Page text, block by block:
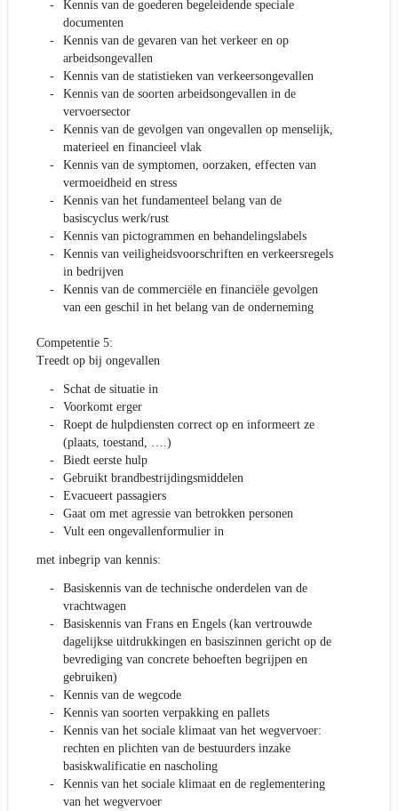
Kennis van de goederen begeleidende speciale
documenten
Kennis van de gevaren van het verkeer en op
arbeidsongevallen
Kennis van de statistieken van verkeersongevallen
Kennis van de soorten arbeidsongevallen in de
vervoersector
Kennis van de gevolgen van ongevallen op menselijk,
materieel en financieel vlak
Kennis van de symptomen, oorzaken, effecten van
vermoeidheid en stress
Kennis van het fundamenteel belang van de
basiscyclus werk/rust
Kennis van pictogrammen en behandelingslabels
Kennis van veiligheidsvoorschriften en verkeersregels
in bedrijven
Kennis van de commerciële en financiële gevolgen
van een geschil in het belang van de onderneming
Competentie 5:
Treedt op bij ongevallen
Schat de situatie in
Voorkomt erger
Roept de hulpdiensten correct op en informeert ze
(plaats, toestand, ….)
Biedt eerste hulp
Gebruikt brandbestrijdingsmiddelen
Evacueert passagiers
Gaat om met agressie van betrokken personen
Vult een ongevallenformulier in
met inbegrip van kennis:
Basiskennis van de technische onderdelen van de
vrachtwagen
Basiskennis van Frans en Engels (kan vertrouwde
dagelijkse uitdrukkingen en basiszinnen gericht op de
bevrediging van concrete behoeften begrijpen en
gebruiken)
Kennis van de wegcode
Kennis van soorten verpakking en pallets
Kennis van het sociale klimaat van het wegvervoer:
rechten en plichten van de bestuurders inzake
basiskwalificatie en nascholing
Kennis van het sociale klimaat en de reglementering
van het wegvervoer